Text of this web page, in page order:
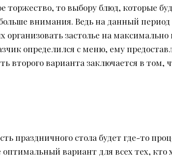
торжество, то выбору блюд, которые
внимания. Ведь на данный
застолье на
определился с меню, ему
второго варианта заключается в том,
праздничного стола будет где-то
вариант для всех тех, кто